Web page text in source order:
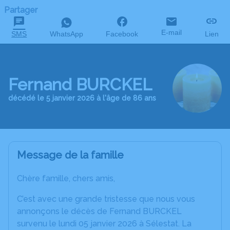
Partager
SMS WhatsApp Facebook E-mail Lien
Fernand BURCKEL
décédé le 5 janvier 2026 à l'âge de 86 ans
Message de la famille
Chère famille, chers amis,
C’est avec une grande tristesse que nous vous
annonçons le décès de Fernand BURCKEL
survenu le lundi 05 janvier 2026 à Sélestat. La